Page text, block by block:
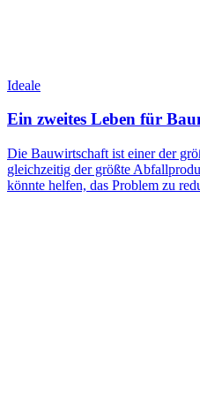
Ideale
Ein zweites Leben für
Die Bauwirtschaft ist einer der
gleichzeitig der größte
könnte helfen, das Problem zu